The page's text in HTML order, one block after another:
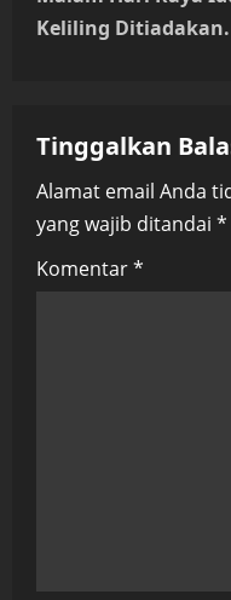
n
v
i
g
a
Keliling Ditiadakan.
Tinggalkan
Alamat email Anda
yang wajib ditandai *
Komentar*